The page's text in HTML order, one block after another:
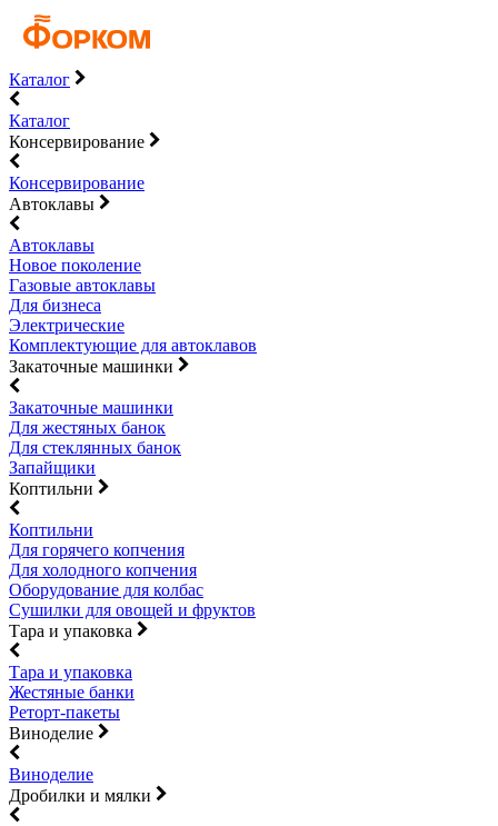
Каталог
Каталог
Консервирование
Консервирование
Автоклавы
Автоклавы
Новое поколение
Газовые автоклавы
Для бизнеса
Электрические
Комплектующие для автоклавов
Закаточные машинки
Закаточные машинки
Для жестяных банок
Для стеклянных банок
Запайщики
Коптильни
Коптильни
Для горячего копчения
Для холодного копчения
Оборудование для колбас
Сушилки для овощей и фруктов
Тара и упаковка
Тара и упаковка
Жестяные банки
Реторт-пакеты
Виноделие
Виноделие
Дробилки и мялки